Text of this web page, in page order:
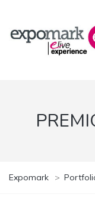
Expomark >